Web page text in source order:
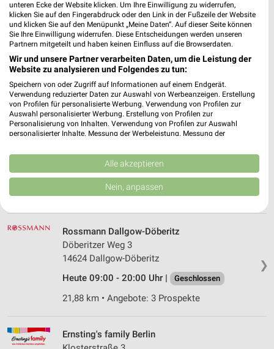
Rossmann Berlin
Klosterstr. 3
Heute 09:00 - 21:00 Uhr | Schließt in 59 Min.
14,37 km • Angebote: 3 Prospekte
Rossmann Berlin
13597 Berlin
Heute 08:00 - 20:00 Uhr | Geschlossen
13,71 km • Angebote: 3 Prospekte
❯
Rossmann Dallgow-Döberitz
Döberitzer Weg 3
14624 Dallgow-Döberitz
Heute 09:00 - 20:00 Uhr |
Geschlossen
21,88 km • Angebote: 3 Prospekte
Ernsting's family Berlin
unteren Ecke der Website klicken. Um Ihre Einwilligung zu widerrufen,
klicken Sie auf den Fingerabdruck oder den Link in der Fußzeile der Website
und klicken Sie auf den Menüpunkt „Meine Daten“. Auf dieser Seite können
Sie Ihre Einwilligung widerrufen. Diese Entscheidungen werden unseren
Partnern mitgeteilt und haben keinen Einfluss auf die Browserdaten.
Wir und unsere Partner verarbeiten Daten, um die Leistung der
Website zu analysieren und Folgendes zu tun:
Speichern von oder Zugriff auf Informationen auf einem Endgerät.
Verwendung reduzierter Daten zur Auswahl von Werbeanzeigen. Erstellung
von Profilen für personalisierte Werbung. Verwendung von Profilen zur
Auswahl personalisierter Werbung. Erstellung von Profilen zur
Personalisierung von Inhalten. Verwendung von Profilen zur Auswahl
personalisierter Inhalte. Messung der Werbeleistung. Messung der
Kombinationen von Daten aus verschiedenen Quellen. Entwicklung und
Verbesserung der Angebote. Verwendung reduzierter Daten zur Auswahl
von Inhalten.
Daten können außerhalb der Europäischen Union weitergegeben und in die
USA gesendet werden.
Website/App.
Partnerliste anzeigen (1 IAB-Anbieter)
Wir nutzen Ihre Daten für folgende Zwecke:
IAB-Verarbeitungszwecke:
Speichern von oder Zugriff auf Informationen
Werbeanzeigen
Alle akzeptieren
Nein, anpassen